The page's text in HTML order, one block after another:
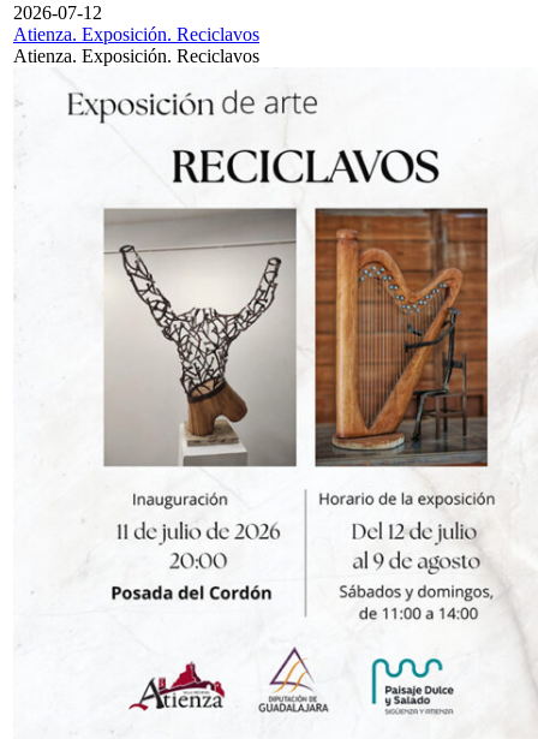
2026-07-12
Atienza. Exposición. Reciclavos
Atienza. Exposición. Reciclavos